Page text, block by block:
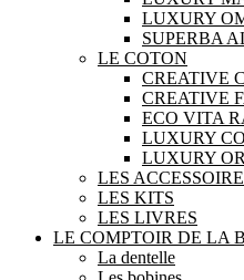
LUXURY
SUPERBA
LE COTON
CREATIVE
CREATIVE
ECO VITA
LUXURY
LUXURY
LES
LES KITS
LES LIVRES
LE COMPTOIR DE LA
La dentelle